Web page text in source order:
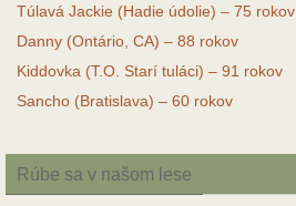
Túlavá Jackie (Hadie údolie) – 75 rokov
Danny (Ontário, CA) – 88 rokov
Kiddovka (T.O. Starí tuláci) – 91 rokov
Sancho (Bratislava) – 60 rokov
Rúbe sa v našom lese